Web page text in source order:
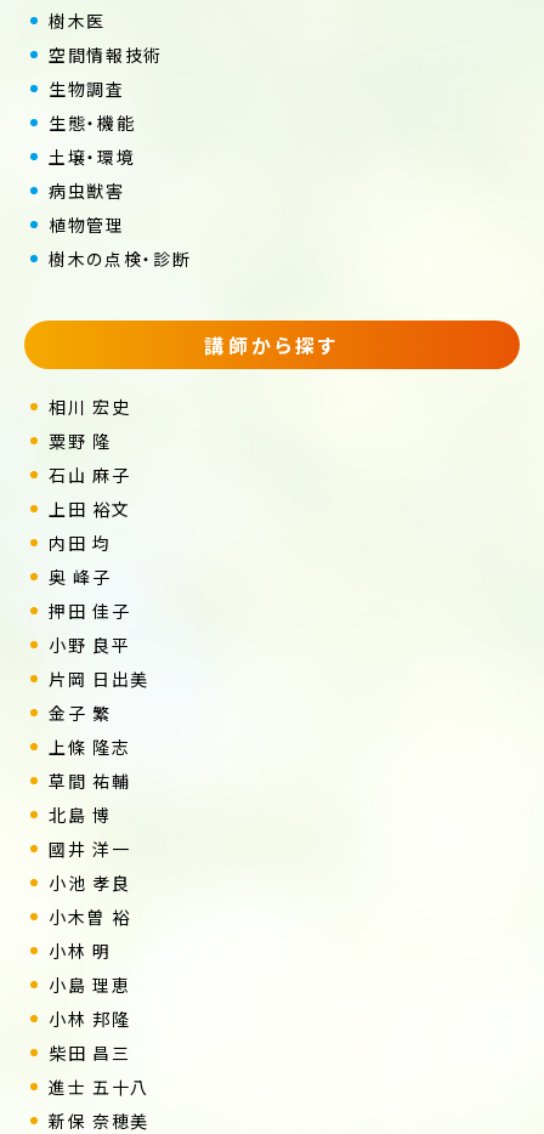
樹木医
空間情報技術
生物調査
生態・機能
土壌・環境
病虫獣害
植物管理
樹木の点検・診断
講師から探す
相川 宏史
粟野 隆
石山 麻子
上田 裕文
内田 均
奥 峰子
押田 佳子
小野 良平
片岡 日出美
金子 繁
上條 隆志
草間 祐輔
北島 博
國井 洋一
小池 孝良
小木曽 裕
小林 明
小島 理恵
小林 邦隆
柴田 昌三
進士 五十八
新保 奈穂美